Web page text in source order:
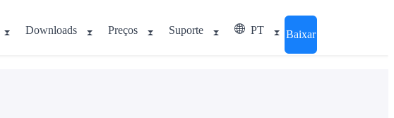
Downloads Preços Suporte PT Baixar